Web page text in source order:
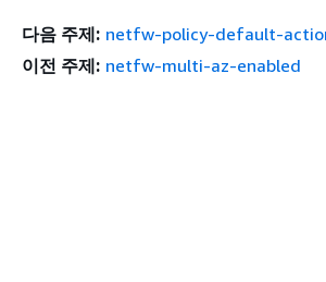
다음 주제: netfw-policy-default-
이전 주제: netfw-multi-az-enabled